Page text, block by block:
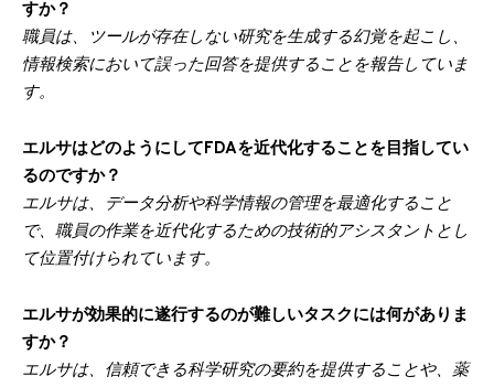
すか？
職員は、ツールが存在しない研究を生成する幻覚を起こし、
情報検索において誤った回答を提供することを報告していま
す。
エルサはどのようにしてFDAを近代化することを目指してい
るのですか？
エルサは、データ分析や科学情報の管理を最適化すること
で、職員の作業を近代化するための技術的アシスタントとし
て位置付けられています。
エルサが効果的に遂行するのが難しいタスクには何がありま
すか？
エルサは、信頼できる科学研究の要約を提供することや、薬